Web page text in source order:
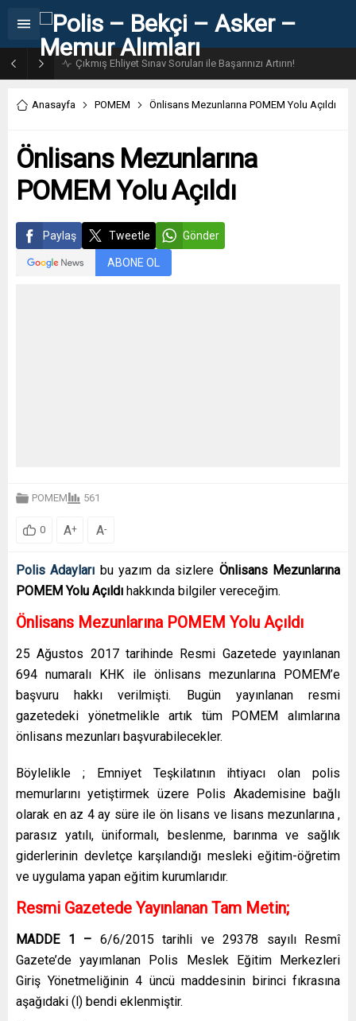
Anasayfa POMEM Önlisans Mezunlarına POMEM Yolu Açıldı
Önlisans Mezunlarına
POMEM Yolu Açıldı
Paylaş Tweetle Gönder
ABONE OL
POMEM 561
0 A+ A-
Polis Adayları bu yazım da sizlere Önlisans Mezunlarına
POMEM Yolu Açıldı hakkında bilgiler vereceğim.
Önlisans Mezunlarına POMEM Yolu Açıldı
25 Ağustos 2017 tarihinde Resmi Gazetede yayınlanan
694 numaralı KHK ile önlisans mezunlarına POMEM’e
başvuru hakkı verilmişti. Bugün yayınlanan resmi
gazetedeki yönetmelikle artık tüm POMEM alımlarına
önlisans mezunları başvurabilecekler.
Böylelikle ; Emniyet Teşkilatının ihtiyacı olan polis
memurlarını yetiştirmek üzere Polis Akademisine bağlı
olarak en az 4 ay süre ile ön lisans ve lisans mezunlarına ,
parasız yatılı, üniformalı, beslenme, barınma ve sağlık
giderlerinin devletçe karşılandığı mesleki eğitim-öğretim
ve uygulama yapan eğitim kurumlarıdır.
Resmi Gazetede Yayınlanan Tam Metin;
MADDE 1 – 6/6/2015 tarihli ve 29378 sayılı Resmî
Gazete’de yayımlanan Polis Meslek Eğitim Merkezleri
Giriş Yönetmeliğinin 4 üncü maddesinin birinci fıkrasına
aşağıdaki (l) bendi eklenmiştir.